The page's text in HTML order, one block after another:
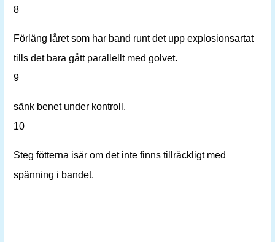
8
Förläng låret som har band runt det upp explosionsartat
tills det bara gått parallellt med golvet.
9
sänk benet under kontroll.
10
Steg fötterna isär om det inte finns tillräckligt med
spänning i bandet.